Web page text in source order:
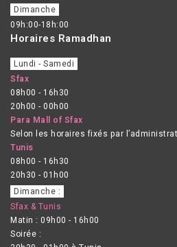
Dimanche
09h:00-18h:00
Horaires Ramadhan
Lundi - Samedi
Sfax
08h00 - 16h30
20h00 - 00h00
Para Mall of Sfax
Selon les horaires fixés par
Tunis
08h00 - 16h30
20h30 - 01h00
Dimanche :
Sfax & Tunis
Matin : 09h00 - 16h00
Soirée :